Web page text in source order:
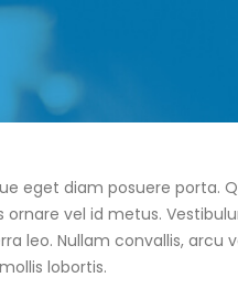
eget diam posuere porta.
vel id metus.
leo. Nullam convallis, arcu
lobortis.